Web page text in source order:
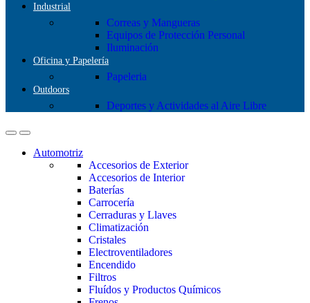
Industrial
Correas y Mangueras
Equipos de Protección Personal
Iluminación
Oficina y Papelería
Papeleria
Outdoors
Deportes y Actividades al Aire Libre
Automotriz
Accesorios de Exterior
Accesorios de Interior
Baterías
Carrocería
Cerraduras y Llaves
Climatización
Cristales
Electroventiladores
Encendido
Filtros
Fluídos y Productos Químicos